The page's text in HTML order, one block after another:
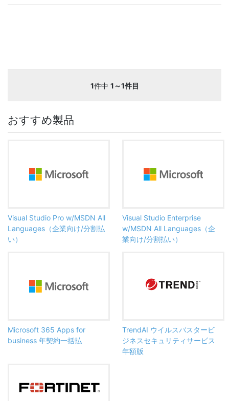
1件中 1～1件目
おすすめ製品
Visual Studio Pro w/MSDN All
Languages（企業向け/分割払
い）
Visual Studio Enterprise
w/MSDN All Languages（企
業向け/分割払い）
Microsoft 365 Apps for
business 年契約一括払
TrendAI ウイルスバスタービ
ジネスセキュリティサービス
年額版